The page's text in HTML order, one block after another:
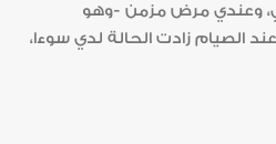
وعندي مرض مزمن -وهو
الصيام زادت الحالة لدي سوءا،